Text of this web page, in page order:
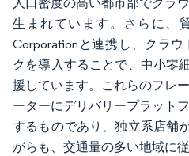
人口密度の高い都市部でクラ
生まれています。さらに、
Corporationと連携し、クラ
クを導入することで、中小零
援しています。これらのフレ
ーターにデリバリープラット
するものであり、独立系店舗
がらも、交通量の多い地域に